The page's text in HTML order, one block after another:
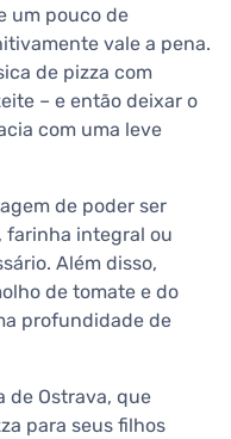
um pouco de
vale a pena.
de pizza com
– e então deixar o
com uma leve
de poder ser
, farinha integral ou
Além disso,
de tomate e do
profundidade de
de Ostrava, que
para seus filhos